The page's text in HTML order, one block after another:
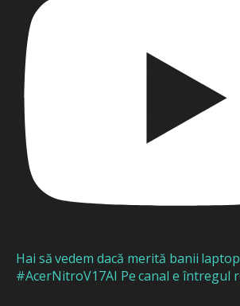
Hai să vedem dacă merită banii
#AcerNitroV17AI Pe canal e întregul